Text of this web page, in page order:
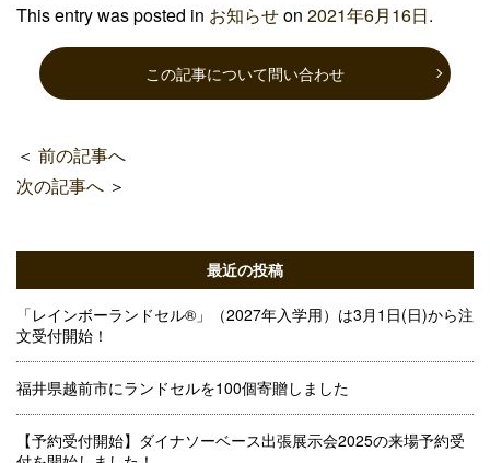
This entry was posted in お知らせon 2021年6月16日.
この記事について問い合わせ
＜ 前の記事へ
次の記事へ ＞
最近の投稿
「レインボーランドセル®」（2027年入学用）は3月1日(日)から注
文受付開始！
福井県越前市にランドセルを100個寄贈しました
【予約受付開始】ダイナソーベース出張展示会2025の来場予約受